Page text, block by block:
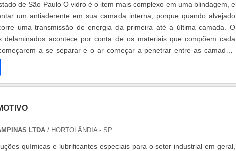
de São Paulo O vidro é o item mais complexo em uma blindagem, e
um antiaderente em sua camada interna, porque quando alvejado
uma transmissão de energia da primeira até a última camada. O
delaminados acontece por conta de os materiais que compõem cada
a se separar e o ar começar a penetrar entre as camadas,
....
LTDA/ HORTOLÂNDIA - SP
químicas e lubrificantes especiais para o setor industrial em geral,